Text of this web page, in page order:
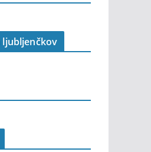
ljubljenčkov